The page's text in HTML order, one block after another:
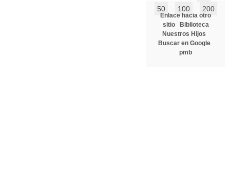
50
100 200
Enlace hacia otro
sitio
Biblioteca
Nuestros Hijos
Buscar en Google
pmb